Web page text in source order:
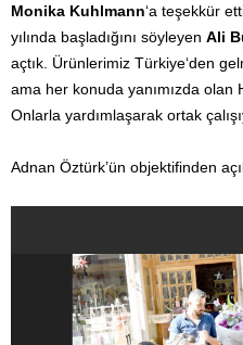
Monika Kuhlmann‘a teşekkür
yılında başladığını söyleyen Ali
açtık. Ürünlerimiz Türkiye‘den
ama her konuda yanımızda olan
Onlarla yardımlaşarak ortak
Adnan Öztürk’ün objektifinden